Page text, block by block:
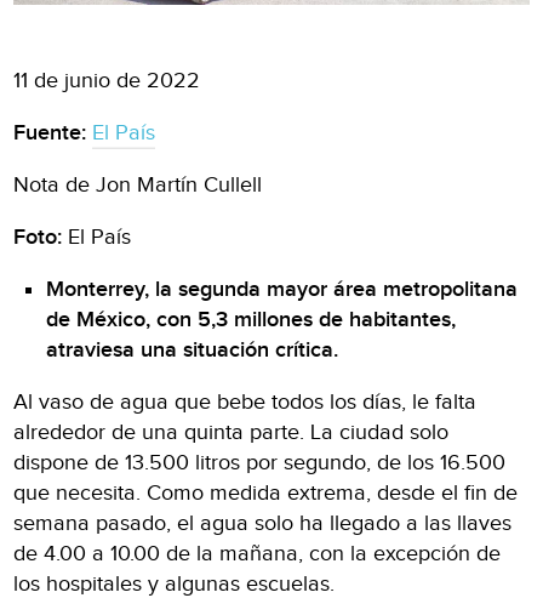
11 de junio de 2022
Fuente: El País
Nota de Jon Martín Cullell
Foto: El País
Monterrey, la segunda mayor área metropolitana
de México, con 5,3 millones de habitantes,
atraviesa una situación crítica.
Al vaso de agua que bebe todos los días, le falta
alrededor de una quinta parte. La ciudad solo
dispone de 13.500 litros por segundo, de los 16.500
que necesita. Como medida extrema, desde el fin de
semana pasado, el agua solo ha llegado a las llaves
de 4.00 a 10.00 de la mañana, con la excepción de
los hospitales y algunas escuelas.